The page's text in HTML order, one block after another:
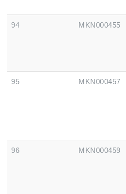
94 MKN000455
95 MKN000457
96 MKN000459